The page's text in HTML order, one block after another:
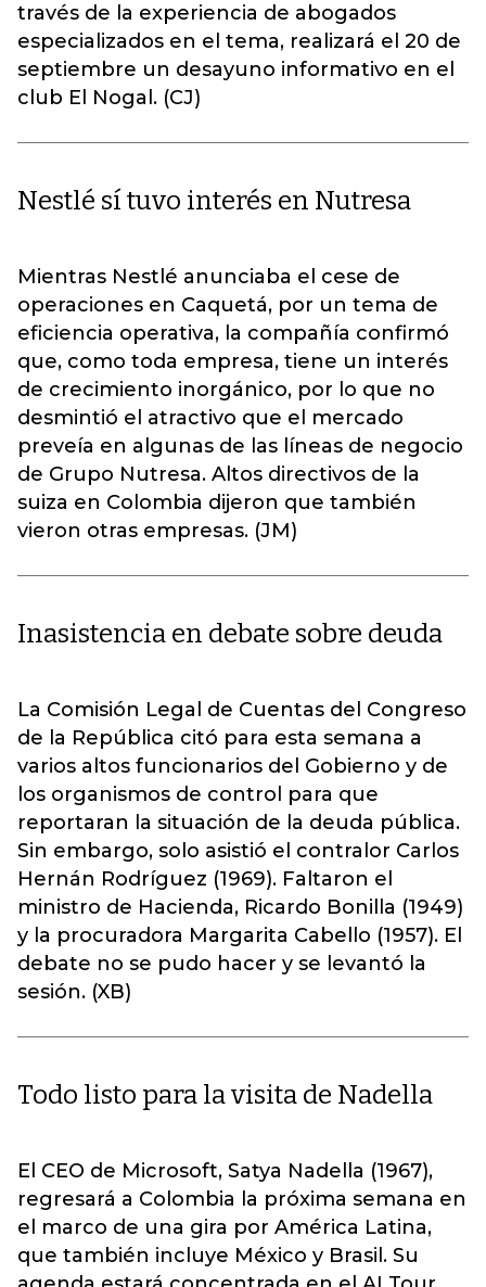
través de la experiencia de abogados
especializados en el tema, realizará el 20 de
septiembre un desayuno informativo en el
club El Nogal. (CJ)
Nestlé sí tuvo interés en Nutresa
Mientras Nestlé anunciaba el cese de
operaciones en Caquetá, por un tema de
eficiencia operativa, la compañía confirmó
que, como toda empresa, tiene un interés
de crecimiento inorgánico, por lo que no
desmintió el atractivo que el mercado
preveía en algunas de las líneas de negocio
de Grupo Nutresa. Altos directivos de la
suiza en Colombia dijeron que también
vieron otras empresas. (JM)
Inasistencia en debate sobre deuda
La Comisión Legal de Cuentas del Congreso
de la República citó para esta semana a
varios altos funcionarios del Gobierno y de
los organismos de control para que
reportaran la situación de la deuda pública.
Sin embargo, solo asistió el contralor Carlos
Hernán Rodríguez (1969). Faltaron el
ministro de Hacienda, Ricardo Bonilla (1949)
y la procuradora Margarita Cabello (1957). El
debate no se pudo hacer y se levantó la
sesión. (XB)
Todo listo para la visita de Nadella
El CEO de Microsoft, Satya Nadella (1967),
regresará a Colombia la próxima semana en
el marco de una gira por América Latina,
que también incluye México y Brasil. Su